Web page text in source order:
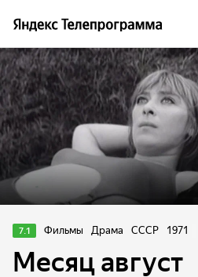
7.1 Фильмы Драма СССР 1971
Месяц август